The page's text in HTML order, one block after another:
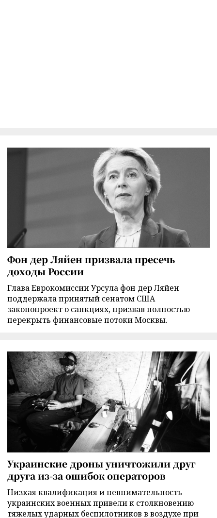
Фон дер Ляйен призвала пресечь
доходы России
Глава Еврокомиссии Урсула фон дер Ляйен
поддержала принятый сенатом США
законопроект о санкциях, призвав полностью
перекрыть финансовые потоки Москвы.
Украинские дроны уничтожили друг
друга из-за ошибок операторов
Низкая квалификация и невнимательность
украинских военных привели к столкновению
тяжелых ударных беспилотников в воздухе при